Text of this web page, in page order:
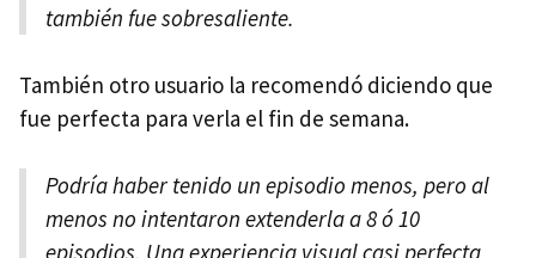
también fue sobresaliente.
También otro usuario la recomendó diciendo que
fue perfecta para verla el fin de semana.
Podría haber tenido un episodio menos, pero al
menos no intentaron extenderla a 8 ó 10
episodios. Una experiencia visual casi perfecta